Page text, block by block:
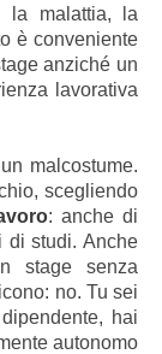
la malattia, la
è conveniente
anziché un
lavorativa
malcostume.
scegliendo
: anche di
di studi. Anche
stage senza
no. Tu sei
hai
autonomo